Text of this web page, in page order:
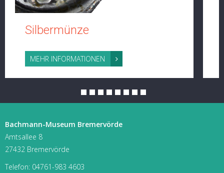
Silbermünze
MEHR INFORMATIONEN
Bachmann-Museum Bremervörde
Amtsallee 8
27432 Bremervörde
Telefon: 04761-983 4603